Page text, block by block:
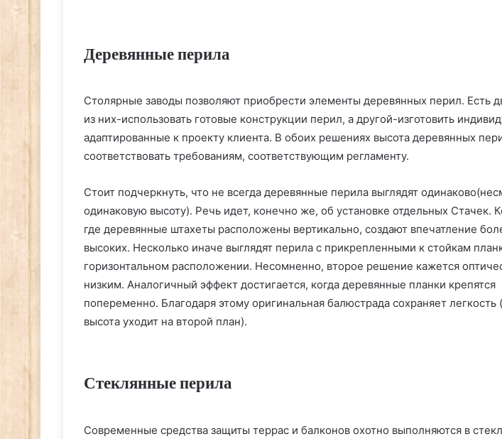
Деревянные перила
Столярные заводы позволяют приобрести элементы деревянных перил. Есть
из них-использовать готовые конструкции перил, а другой-изготовить
адаптированные к проекту клиента. В обоих решениях высота деревянных
соответствовать требованиям, соответствующим регламенту.
Стоит подчеркнуть, что не всегда деревянные перила выглядят
одинаковую высоту). Речь идет, конечно же, об установке отдельных Стачек.
где деревянные штахеты расположены вертикально, создают впечатление
высоких. Несколько иначе выглядят перила с прикрепленными к стойкам
горизонтальном расположении. Несомненно, второе решение кажется
низким. Аналогичный эффект достигается, когда деревянные планки крепятся
попеременно. Благодаря этому оригинальная балюстрада сохраняет легкость
высота уходит на второй план).
Стеклянные перила
Современные средства защиты террас и балконов охотно выполняются в